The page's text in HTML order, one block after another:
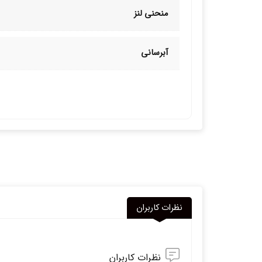
منحنی لنز
آبرسانی
نظرات کاربران
نظرات کاربران